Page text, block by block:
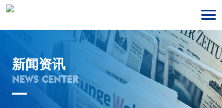
新闻资讯
NEWS CENTER